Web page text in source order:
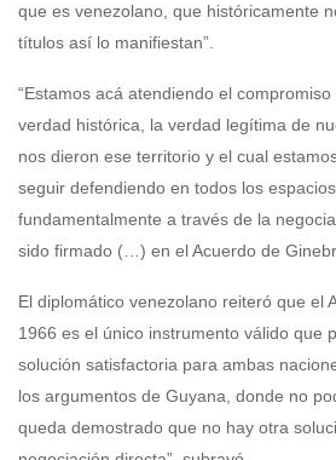
que es venezolano, que históricamente
títulos así lo manifiestan”.
“Estamos acá atendiendo el
verdad histórica, la verdad legítima de
nos dieron ese territorio y el cual
seguir defendiendo en todos los
fundamentalmente a través de la
sido firmado (…) en el Acuerdo de
El diplomático venezolano reiteró que el
1966 es el único instrumento válido que
solución satisfactoria para ambas
los argumentos de Guyana, donde no
queda demostrado que no hay otra